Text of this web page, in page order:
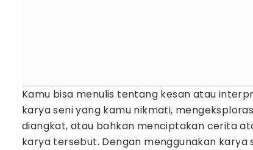
Kamu bisa menulis tentang kesan atau
karya seni yang kamu nikmati,
diangkat, atau bahkan menciptakan cerita
karya tersebut. Dengan menggunakan karya